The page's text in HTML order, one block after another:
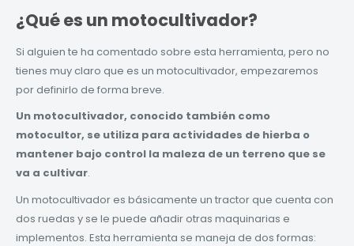
¿Qué es un motocultivador?
Si alguien te ha comentado sobre esta herramienta, pero no
tienes muy claro que es un motocultivador, empezaremos
por definirlo de forma breve.
Un motocultivador, conocido también como
motocultor, se utiliza para actividades de hierba o
mantener bajo control la maleza de un terreno que se
va a cultivar.
Un motocultivador es básicamente un tractor que cuenta con
dos ruedas y se le puede añadir otras maquinarias e
implementos. Esta herramienta se maneja de dos formas: